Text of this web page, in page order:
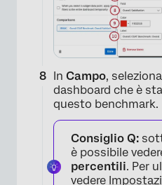
In Campo,
dashboard che è
questo benchmark.
Consiglio Q:
è possibile
percentili. Per
vedere